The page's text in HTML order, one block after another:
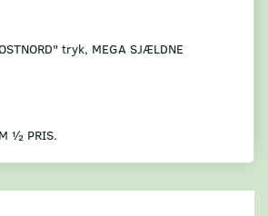
tryk, MEGA SJÆLDNE
½ PRIS.